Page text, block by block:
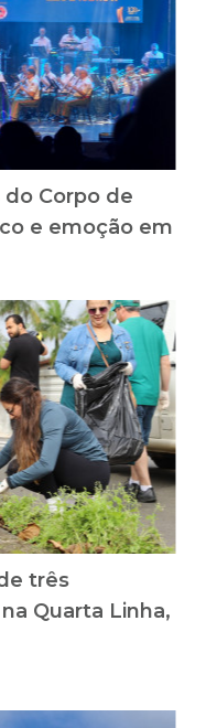
do Corpo de
e emoção em
três
Quarta Linha,